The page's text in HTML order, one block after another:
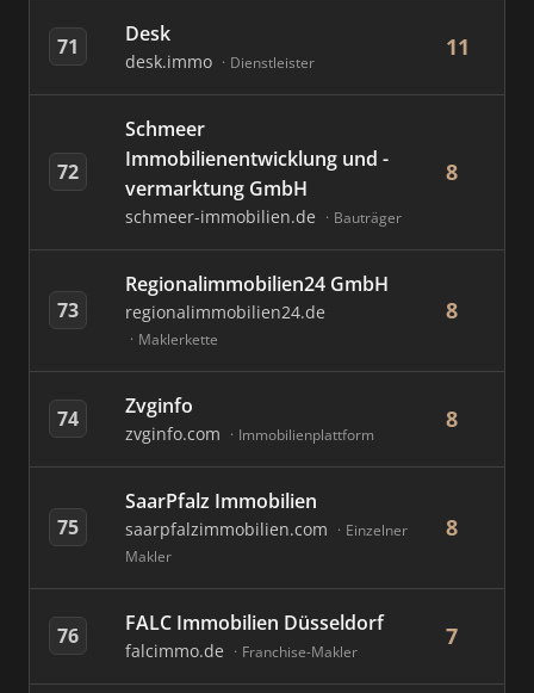
71 Desk
desk.immo Dienstleister
11
72
Schmeer
Immobilienentwicklung und -
vermarktung GmbH
schmeer-immobilien.de Bauträger
8
73
Regionalimmobilien24 GmbH
regionalimmobilien24.de
Maklerkette
8
74 Zvginfo
zvginfo.com Immobilienplattform
8
75
SaarPfalz Immobilien
saarpfalzimmobilien.com
Einzelner
Makler
8
76 FALC Immobilien Düsseldorf
falcimmo.de Franchise-Makler
7